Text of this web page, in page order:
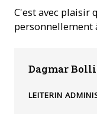
C'est avec plaisir
personnellement
Dagmar
LEITERIN